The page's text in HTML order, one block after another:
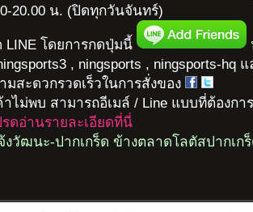
20.00 น. (ปิดทุกวันจันทร์)
โดยการกดปุ่มนี้
, ningsports , ningsports-hq
สะดวกรวดเร็วในการสั่งของ
ไม่พบ สามารถอีเมล์ / Line แบบที่ต้องกา
ดอ่านรายละเอียดที่นี่
งวัฒนะ-ปากเกร็ด ข้างตลาดโลตัสปากเก